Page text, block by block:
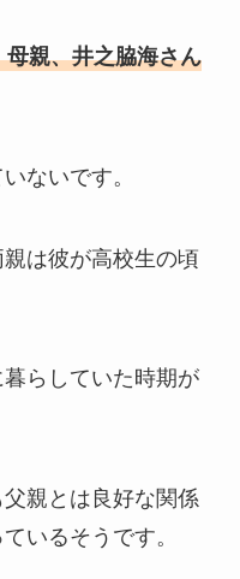
母親、井之脇海さん
ないです。
は彼が高校生の頃
らしていた時期が
親とは良好な関係
いるそうです。